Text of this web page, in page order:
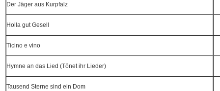
Der Jäger aus Kurpfalz
Holla gut Gesell
Ticino e vino
Hymne an das Lied (Tönet ihr Lieder)
Tausend Sterne sind ein Dom